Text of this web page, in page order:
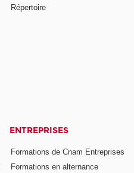
Répertoire
ENTREPRISES
Formations de Cnam Entreprises
Formations en alternance